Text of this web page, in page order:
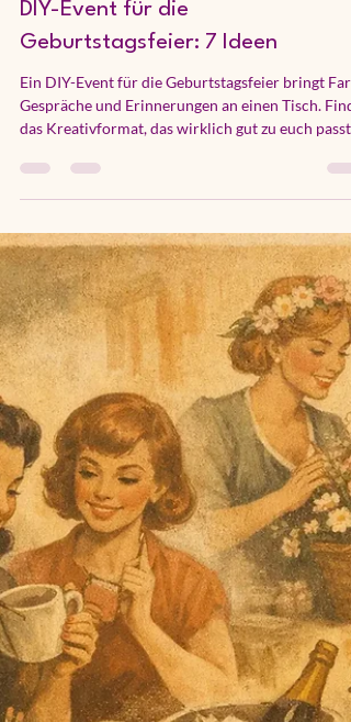
28. Juli
5 Min. Lesezeit
DIY-Event für die
Geburtstagsfeier: 7 Ideen
Ein DIY-Event für die Geburtstagsfeier bringt
Gespräche und Erinnerungen an einen Tisch.
das Kreativformat, das wirklich gut zu euch passt.